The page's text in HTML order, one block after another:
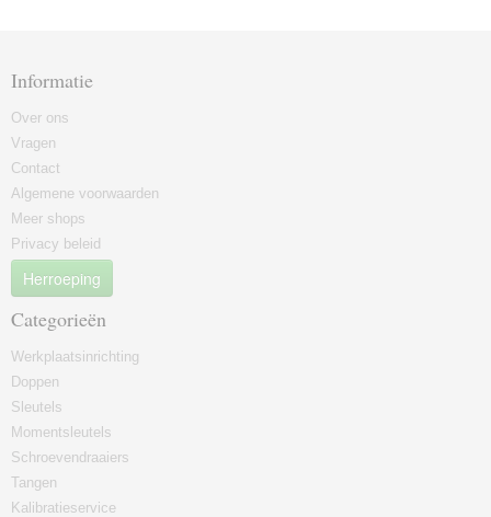
Informatie
Over ons
Vragen
Contact
Algemene voorwaarden
Meer shops
Privacy beleid
Herroeping
Categorieën
Werkplaatsinrichting
Doppen
Sleutels
Momentsleutels
Schroevendraaiers
Tangen
Kalibratieservice